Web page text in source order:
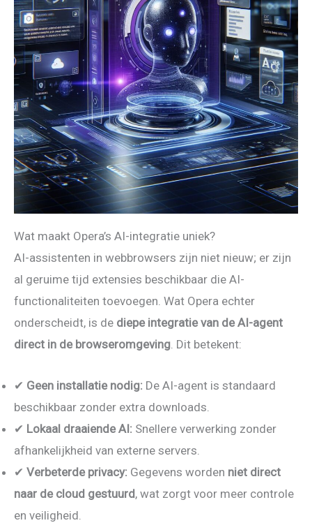
Wat maakt Opera’s AI-integratie uniek?
AI-assistenten in webbrowsers zijn niet nieuw; er zijn
al geruime tijd extensies beschikbaar die AI-
functionaliteiten toevoegen. Wat Opera echter
onderscheidt, is de diepe integratie van de AI-agent
direct in de browseromgeving. Dit betekent:
✔ Geen installatie nodig: De AI-agent is standaard
beschikbaar zonder extra downloads.
✔ Lokaal draaiende AI: Snellere verwerking zonder
afhankelijkheid van externe servers.
✔ Verbeterde privacy: Gegevens worden niet direct
naar de cloud gestuurd, wat zorgt voor meer controle
en veiligheid.